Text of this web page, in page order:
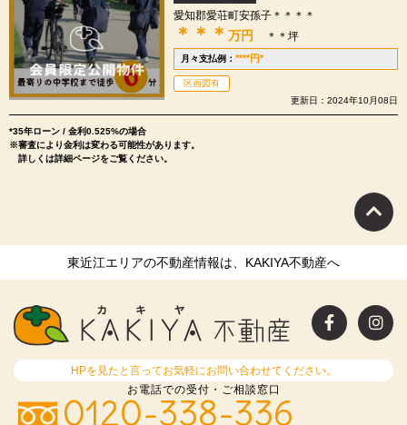
愛知郡愛荘町安孫子＊＊＊＊
＊＊＊万円 ＊＊坪
月々支払例：****円*
区画図有
更新日：2024年10月08日
*35年ローン / 金利0.525%の場合
※審査により金利は変わる可能性があります。
詳しくは詳細ページをご覧ください。
東近江エリアの不動産情報は、KAKIYA不動産へ
HPを見たと言ってお気軽にお問い合わせてください。
お電話での受付・ご相談窓口
0120-338-336